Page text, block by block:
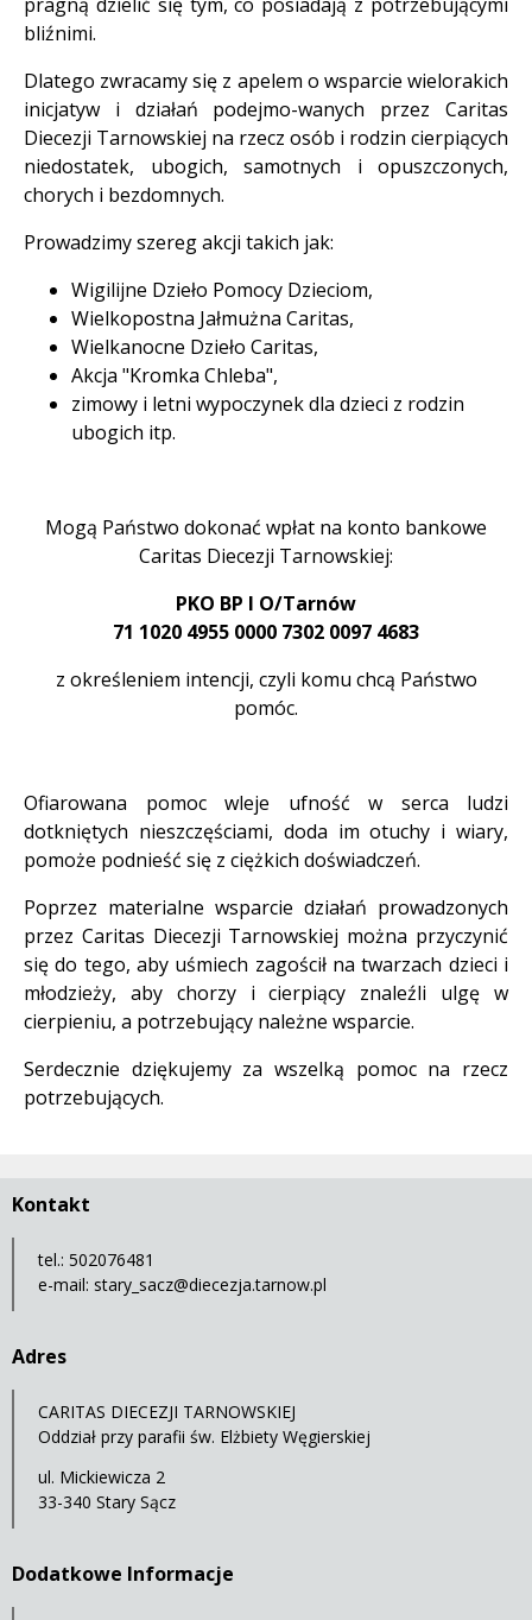
bliźnimi.
Dlatego zwracamy się z apelem o wsparcie wielorakich
inicjatyw i działań podejmo-wanych przez Caritas
Diecezji Tarnowskiej na rzecz osób i rodzin cierpiących
niedostatek, ubogich, samotnych i opuszczonych,
chorych i bezdomnych.
Prowadzimy szereg akcji takich jak:
Wigilijne Dzieło Pomocy Dzieciom,
Wielkopostna Jałmużna Caritas,
Wielkanocne Dzieło Caritas,
Akcja "Kromka Chleba",
zimowy i letni wypoczynek dla dzieci z rodzin
ubogich itp.
Mogą Państwo dokonać wpłat na konto bankowe
Caritas Diecezji Tarnowskiej:
PKO BP I O/Tarnów
71 1020 4955 0000 7302 0097 4683
z określeniem intencji, czyli komu chcą Państwo
pomóc.
Ofiarowana pomoc wleje ufność w serca ludzi
dotkniętych nieszczęściami, doda im otuchy i wiary,
pomoże podnieść się z ciężkich doświadczeń.
Poprzez materialne wsparcie działań prowadzonych
przez Caritas Diecezji Tarnowskiej można przyczynić
się do tego, aby uśmiech zagościł na twarzach dzieci i
młodzieży, aby chorzy i cierpiący znaleźli ulgę w
cierpieniu, a potrzebujący należne wsparcie.
Serdecznie dziękujemy za wszelką pomoc na rzecz
potrzebujących.
Kontakt
tel.: 502076481
e-mail: stary_sacz@diecezja.tarnow.pl
Adres
CARITAS DIECEZJI TARNOWSKIEJ
Oddział przy parafii św. Elżbiety Węgierskiej
ul. Mickiewicza 2
33-340 Stary Sącz
Dodatkowe Informacje